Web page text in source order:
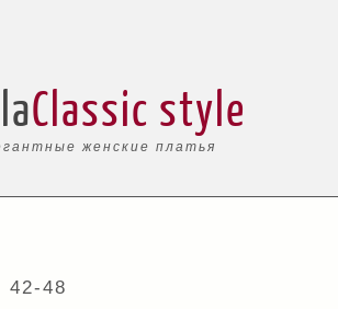
женские платья
Classic style
42-48